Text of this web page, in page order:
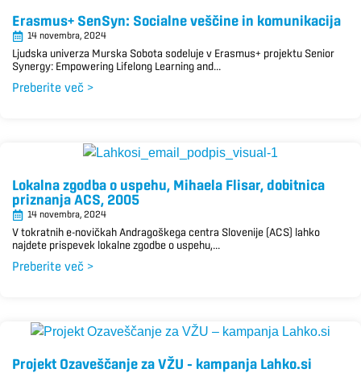
Erasmus+ SenSyn: Socialne veščine in komunikacija
14 novembra, 2024
Ljudska univerza Murska Sobota sodeluje v Erasmus+ projektu Senior
Synergy: Empowering Lifelong Learning and...
Preberite več >
Lokalna zgodba o uspehu, Mihaela Flisar, dobitnica
priznanja ACS, 2005
14 novembra, 2024
V tokratnih e-novičkah Andragoškega centra Slovenije (ACS) lahko
najdete prispevek lokalne zgodbe o uspehu,...
Preberite več >
Projekt Ozaveščanje za VŽU – kampanja Lahko.si